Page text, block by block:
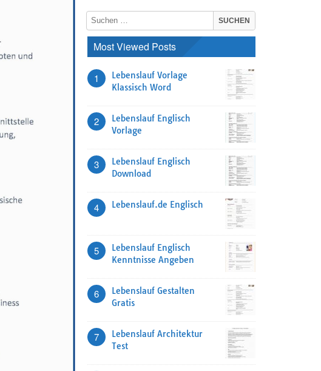
Most Viewed Posts
1
Lebenslauf Vorlage
Klassisch Word
2
Lebenslauf Englisch
Vorlage
3
Lebenslauf Englisch
Download
4 Lebenslauf.de Englisch
5
Lebenslauf Englisch
Kenntnisse Angeben
6
Lebenslauf Gestalten
Gratis
7
Lebenslauf Architektur
Test